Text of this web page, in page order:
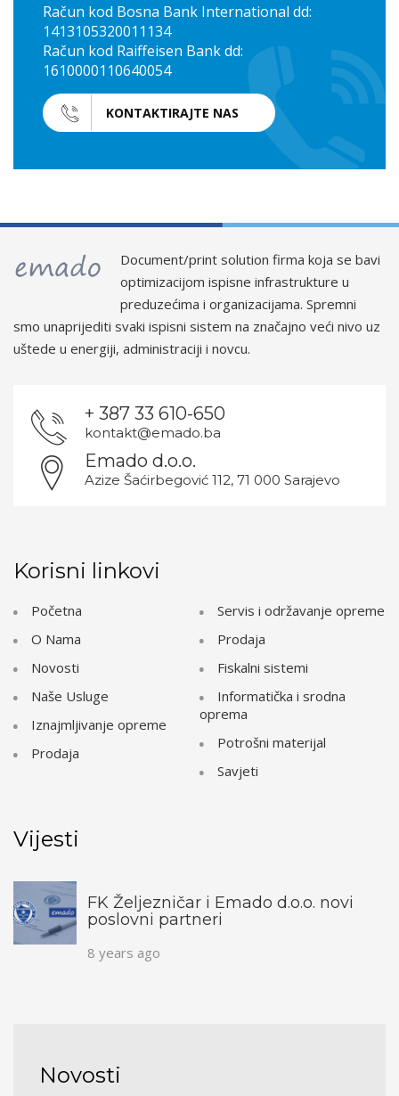
Račun kod Bosna Bank International dd:
1413105320011134
Račun kod Raiffeisen Bank dd:
1610000110640054
KONTAKTIRAJTE NAS
Document/print solution firma koja se bavi
optimizacijom ispisne infrastrukture u
preduzećima i organizacijama. Spremni
smo unaprijediti svaki ispisni sistem na značajno veći nivo uz
uštede u energiji, administraciji i novcu.
+ 387 33 610-650
kontakt@emado.ba
Emado d.o.o.
Azize Šaćirbegović 112, 71 000 Sarajevo
Korisni linkovi
Početna
O Nama
Novosti
Naše Usluge
Iznajmljivanje opreme
Prodaja
Servis i održavanje opreme
Prodaja
Fiskalni sistemi
Informatička i srodna
oprema
Potrošni materijal
Savjeti
Vijesti
FK Željezničar i Emado d.o.o. novi
poslovni partneri
8 years ago
Novosti